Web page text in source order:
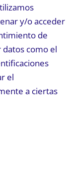
y/o acceder
de
como el
el
a ciertas